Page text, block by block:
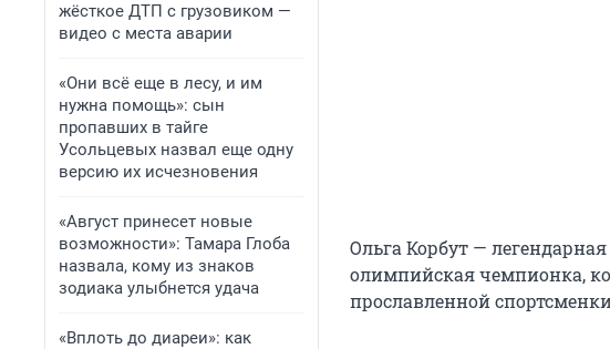
жёсткое ДТП с грузовиком —
видео с места аварии
«Они всё еще в лесу, и им
нужна помощь»: сын
пропавших в тайге
Усольцевых назвал еще одну
версию их исчезновения
«Август принесет новые
возможности»: Тамара Глоба
назвала, кому из знаков
зодиака улыбнется удача
«Вплоть до диареи»: как
Ольга Корбут —
олимпийская чемпионка,
прославленной